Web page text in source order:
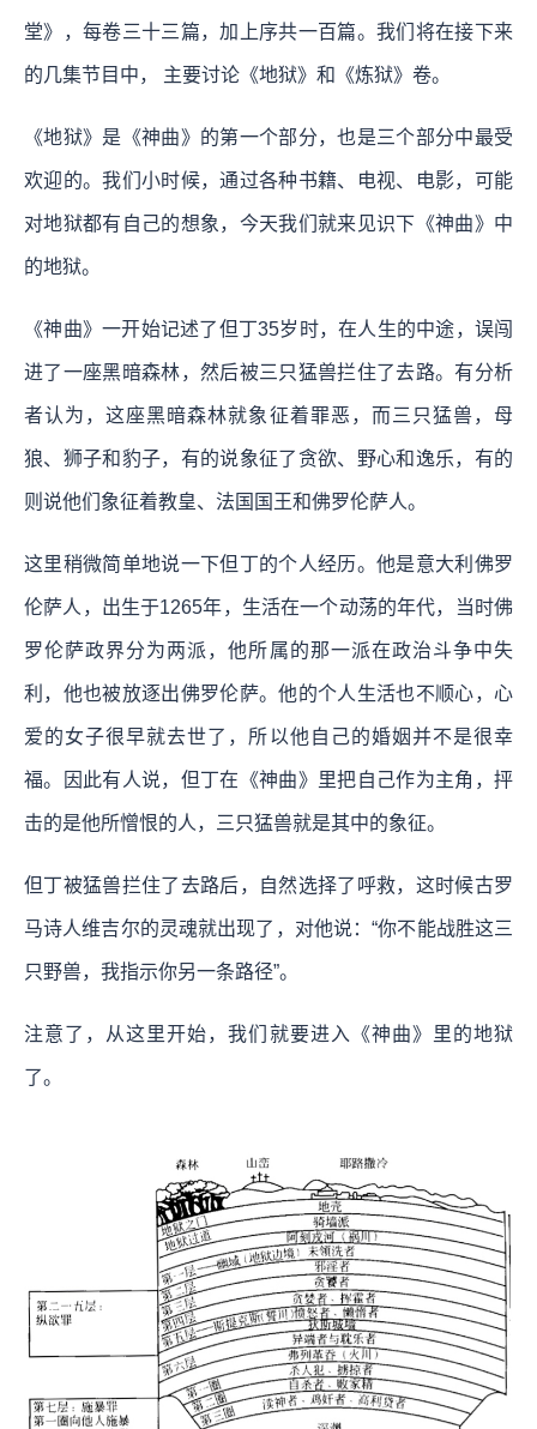
堂》，每卷三十三篇，加上序共一百篇。我们将在接下来
的几集节目中， 主要讨论《地狱》和《炼狱》卷。
《地狱》是《神曲》的第一个部分，也是三个部分中最受
欢迎的。我们小时候，通过各种书籍、电视、电影，可能
对地狱都有自己的想象，今天我们就来见识下《神曲》中
的地狱。
《神曲》一开始记述了但丁35岁时，在人生的中途，误闯
进了一座黑暗森林，然后被三只猛兽拦住了去路。有分析
者认为，这座黑暗森林就象征着罪恶，而三只猛兽，母
狼、狮子和豹子，有的说象征了贪欲、野心和逸乐，有的
则说他们象征着教皇、法国国王和佛罗伦萨人。
这里稍微简单地说一下但丁的个人经历。他是意大利佛罗
伦萨人，出生于1265年，生活在一个动荡的年代，当时佛
罗伦萨政界分为两派，他所属的那一派在政治斗争中失
利，他也被放逐出佛罗伦萨。他的个人生活也不顺心，心
爱的女子很早就去世了，所以他自己的婚姻并不是很幸
福。因此有人说，但丁在《神曲》里把自己作为主角，抨
击的是他所憎恨的人，三只猛兽就是其中的象征。
但丁被猛兽拦住了去路后，自然选择了呼救，这时候古罗
马诗人维吉尔的灵魂就出现了，对他说：“你不能战胜这三
只野兽，我指示你另一条路径”。
注意了，从这里开始，我们就要进入《神曲》里的地狱
了。